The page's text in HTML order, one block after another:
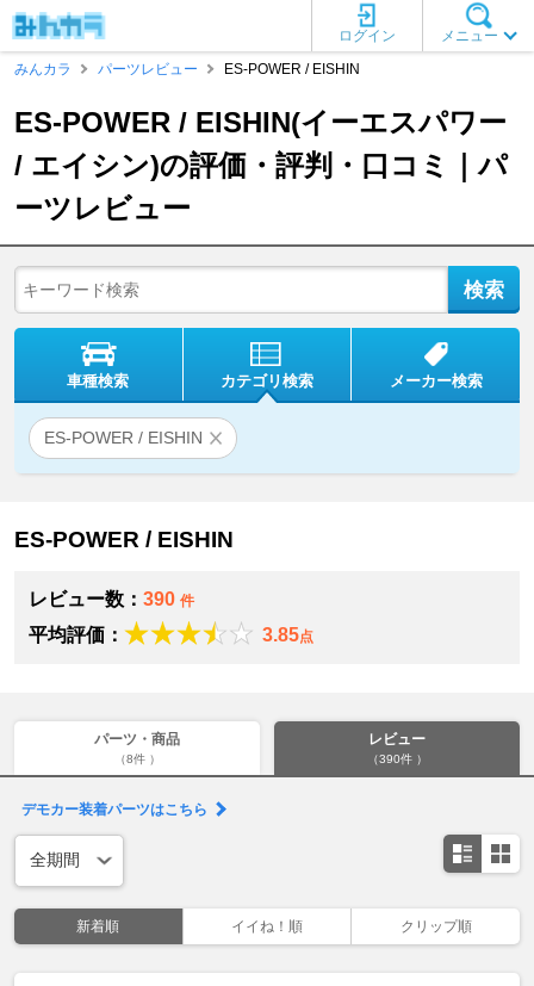
メニュー
ログイン
みんカラ
パーツレビュー ES-POWER / EISHIN
ES-POWER / EISHIN(イーエスパワー
/ エイシン)の評価・評判・口コミ｜パ
ーツレビュー
車種検索 カテゴリ検索 メーカー検索
ES-POWER / EISHIN
ES-POWER / EISHIN
レビュー数： 390 件
平均評価： 3.85点
パーツ・商品
（8件 ）
レビュー
（390件 ）
デモカー装着パーツはこちら
新着順 イイね！順 クリップ順